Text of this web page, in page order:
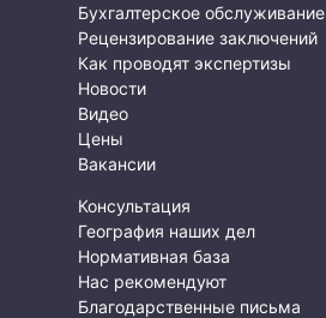
Бухгалтерское обслуживание
Рецензирование заключений
Как проводят экспертизы
Новости
Видео
Цены
Вакансии
Консультация
География наших дел
Нормативная база
Нас рекомендуют
Благодарственные письма